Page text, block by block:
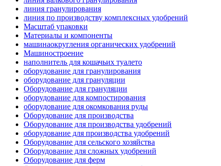
линия гранулирования
линия по производству комплексных удобрений
Масштаб упаковки
Материалы и компоненты
машинаокругления органических удобрений
Машиностроение
наполнитель для кошачьих туалето
оборудование для гранулирования
оборудование для грануляции
Оборудование для грануляции
оборудование для компостирования
оборудование для окомкования руды
Оборудование для производства
Оборудование для производства удобрений
оборудование для производства удобрений
Оборудование для сельского хозяйства
Оборудование для сложных удобрений
Оборудование для ферм